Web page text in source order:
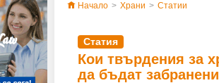
Начало > Храни > Статии
Статия
Кои твърдения за
да бъдат забранени